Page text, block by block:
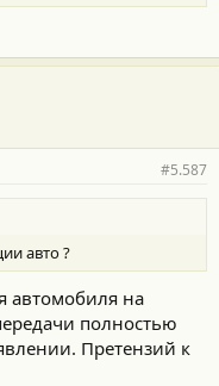
#5.587
авто ?
автомобиля на
полностью
Претензий к